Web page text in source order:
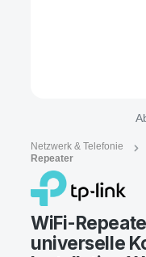
Netzwerk & Telefonie
Repeater
WiFi-
universelle